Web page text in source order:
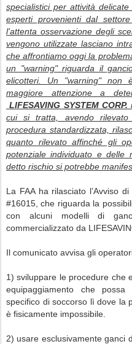
specialistici per attività
esperti provenienti dal
l'attenta osservazione degli
vengono utilizzate lasciano
che affrontiamo oggi la
un "warning" riguarda il
elicotteri. Un "warning"
maggiore attenzione a
LIFESAVING SYSTEM CORP.
cui si tratta, avendo
procedura standardizzata,
quanto rilevato affinché gli
potenziale individuato e delle
detto rischio si potrebbe
La FAA ha rilasciato l’Avviso
#16015, che riguarda la
con alcuni modelli di
commercializzato da
Il comunicato avvisa gli
1) sviluppare le procedure che
equipaggiamento che
specifico di soccorso lì dove la
è fisicamente impossibile.
2) usare esclusivamente ganci